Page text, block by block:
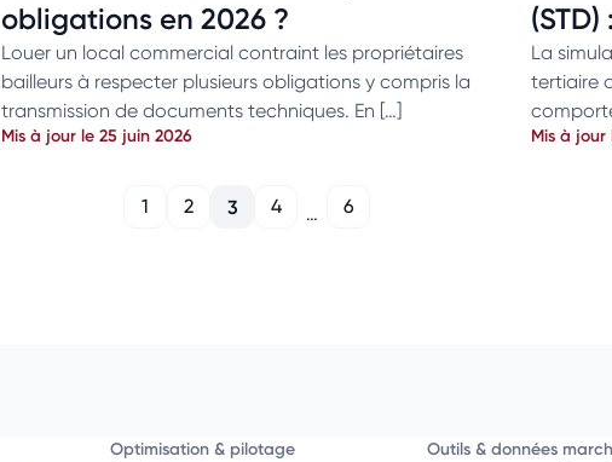
obligations en 2026 ?
Louer un local commercial contraint les propriétaires
bailleurs à respecter plusieurs obligations y compris la
transmission de documents techniques. En […]
Mis à jour le 25 juin 2026
La
tertiaire
Mis à jour
1 2 3 4 … 6
Optimisation & pilotage Outils & données